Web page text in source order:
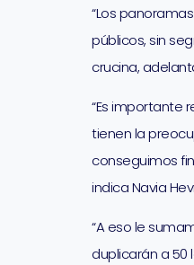
“Los
públicos, sin
crucina,
“Es importante
tienen la
conseguimos
indica Navia
“A eso le
duplicarán a 50